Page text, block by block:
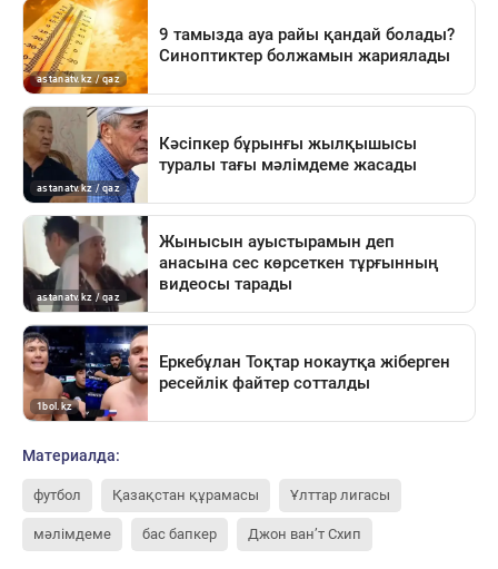
Материалда:
футбол Қазақстан құрамасы Ұлттар лигасы
мәлімдеме бас бапкер Джон ван’т Схип